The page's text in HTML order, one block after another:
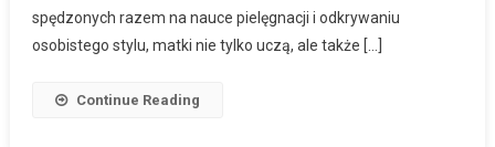
spędzonych razem na nauce pielęgnacji i odkrywaniu
osobistego stylu, matki nie tylko uczą, ale także […]
Continue Reading